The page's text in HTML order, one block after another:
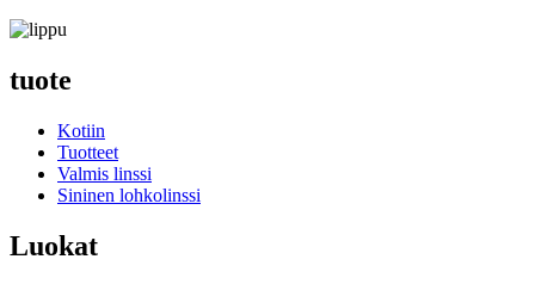
tuote
Kotiin
Tuotteet
Valmis linssi
Sininen lohkolinssi
Luokat